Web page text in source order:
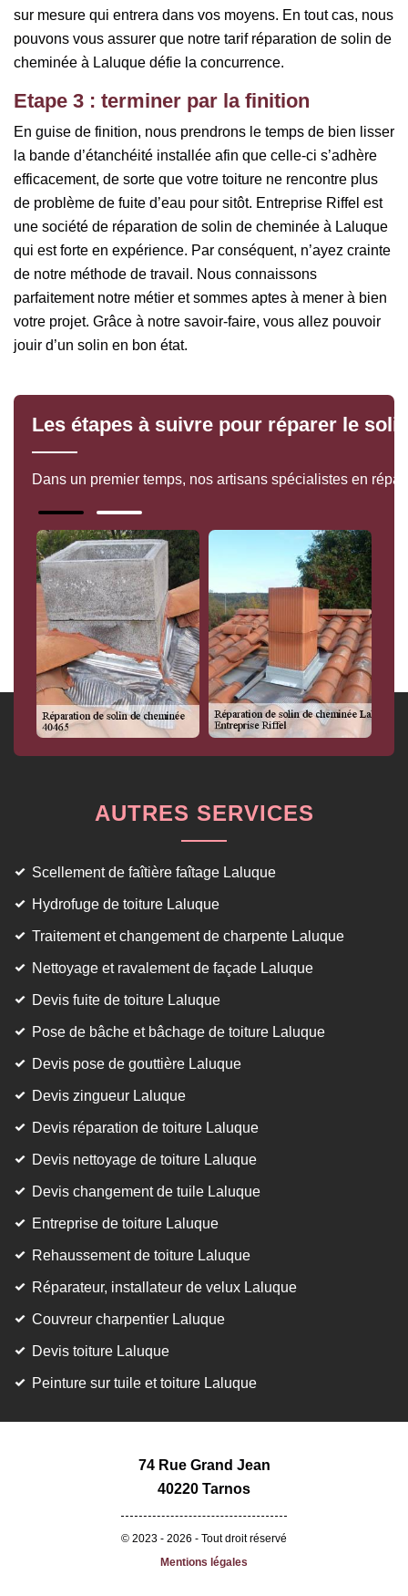
sur mesure qui entrera dans vos moyens. En tout cas, nous
pouvons vous assurer que notre tarif réparation de solin de
cheminée à Laluque défie la concurrence.
Etape 3 : terminer par la finition
En guise de finition, nous prendrons le temps de bien lisser
la bande d’étanchéité installée afin que celle-ci s’adhère
efficacement, de sorte que votre toiture ne rencontre plus
de problème de fuite d’eau pour sitôt. Entreprise Riffel est
une société de réparation de solin de cheminée à Laluque
qui est forte en expérience. Par conséquent, n’ayez crainte
de notre méthode de travail. Nous connaissons
parfaitement notre métier et sommes aptes à mener à bien
votre projet. Grâce à notre savoir-faire, vous allez pouvoir
jouir d’un solin en bon état.
Les étapes à suivre pour réparer le
Dans un premier temps, nos artisans spécialistes en
AUTRES SERVICES
Scellement de faîtière faîtage Laluque
Hydrofuge de toiture Laluque
Traitement et changement de charpente Laluque
Nettoyage et ravalement de façade Laluque
Devis fuite de toiture Laluque
Pose de bâche et bâchage de toiture Laluque
Devis pose de gouttière Laluque
Devis zingueur Laluque
Devis réparation de toiture Laluque
Devis nettoyage de toiture Laluque
Devis changement de tuile Laluque
Entreprise de toiture Laluque
Rehaussement de toiture Laluque
Réparateur, installateur de velux Laluque
Couvreur charpentier Laluque
Devis toiture Laluque
Peinture sur tuile et toiture Laluque
74 Rue Grand Jean
40220 Tarnos
© 2023 - 2026 - Tout droit réservé
Mentions légales